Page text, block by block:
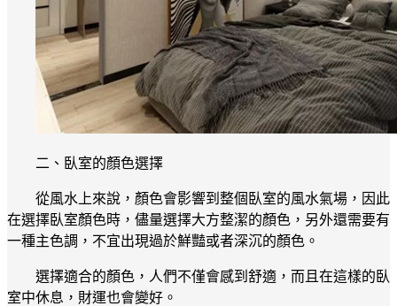
二、臥室的顏色選擇
從風水上來說，顏色會影響到整個臥室的風水氣場，因此
在選擇臥室顏色時，儘量選擇大方整潔的顏色，另外還需要有
一種主色調，不宜出現過於鮮豔或者深沉的顏色。
選擇適合的顏色，人們不僅會感到舒適，而且在這樣的臥
室中休息，財運也會變好。